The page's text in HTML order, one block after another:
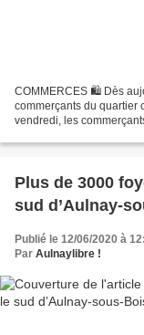
COMMERCES 🛍 Dès
commerçants du quartier
vendredi, les
Plus de 3000
sud d’Aulnay-
Publié le 12/06/2020 à
Par Aulnaylibre !